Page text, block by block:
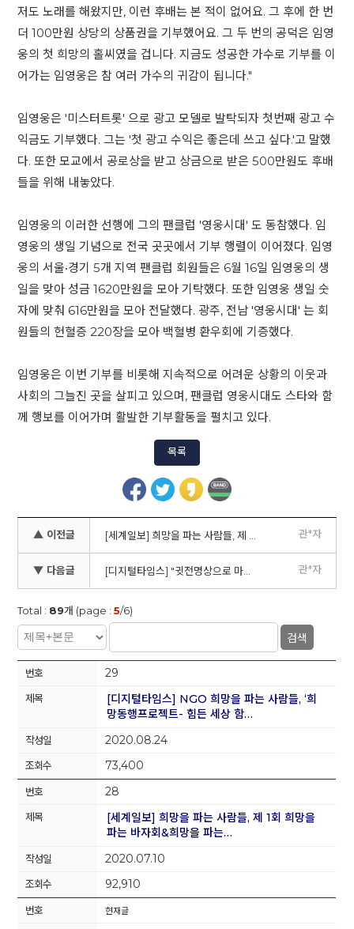
저도 노래를 해왔지만, 이런 후배는 본 적이 없어요. 그 후에 한 번
더 100만원 상당의 상품권을 기부했어요. 그 두 번의 공덕은 임영
웅의 첫 희망의 홀씨였을 겁니다. 지금도 성공한 가수로 기부를 이
어가는 임영웅은 참 여러 가수의 귀감이 됩니다."
임영웅은 '미스터트롯' 으로 광고 모델로 발탁되자 첫번째 광고 수
익금도 기부했다. 그는 '첫 광고 수익은 좋은데 쓰고 싶다.'고 말했
다. 또한 모교에서 공로상을 받고 상금으로 받은 500만원도 후배
들을 위해 내놓았다.
임영웅의 이러한 선행에 그의 팬클럽 '영웅시대' 도 동참했다. 임
영웅의 생일 기념으로 전국 곳곳에서 기부 행렬이 이어졌다. 임영
웅의 서울•경기 5개 지역 팬클럽 회원들은 6월 16일 임영웅의 생
일을 맞아 성금 1620만원을 모아 기탁했다. 또한 임영웅 생일 숫
자에 맞춰 616만원을 모아 전달했다. 광주, 전남 '영웅시대' 는 회
원들의 헌혈증 220장을 모아 백혈병 환우회에 기증했다.
임영웅은 이번 기부를 비롯해 지속적으로 어려운 상황의 이웃과
사회의 그늘진 곳을 살피고 있으며, 팬클럽 영웅시대도 스타와 함
께 행보를 이어가며 활발한 기부활동을 펼치고 있다.
목록
▲ 이전글 관*자
▼ 다음글 관*자
Total : 89개 (page :5/6)
검색
29
[디지털타임스] NGO 희망을 파는 사람들, ‘희
망동행프로젝트- 힘든 세상 함…
2020.08.24
73,400
28
[세계일보] 희망을 파는 사람들, 제 1회 희망을
파는 바자회&희망을 파는…
2020.07.10
92,910
현재글